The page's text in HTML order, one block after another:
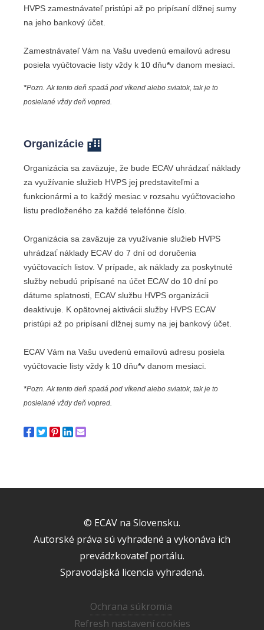
HVPS zamestnávateľ pristúpi až po pripísaní dlžnej sumy
na jeho bankový účet.
Zamestnávateľ Vám na Vašu uvedenú emailovú adresu
posiela vyúčtovacie listy vždy k 10 dňu*v danom mesiaci.
*Pozn. Ak tento deň spadá pod víkend alebo sviatok, tak je to
posielané vždy deň vopred.
Organizácie
Organizácia sa zaväzuje, že bude ECAV uhrádzať náklady
za využívanie služieb HVPS jej predstaviteľmi a
funkcionármi a to každý mesiac v rozsahu vyúčtovacieho
listu predloženého za každé telefónne číslo.
Organizácia sa zaväzuje za využívanie služieb HVPS
uhrádzať náklady ECAV do 7 dní od doručenia
vyúčtovacích listov. V prípade, ak náklady za poskytnuté
služby nebudú pripísané na účet ECAV do 10 dní po
dátume splatnosti, ECAV službu HVPS organizácii
deaktivuje. K opätovnej aktivácii služby HVPS ECAV
pristúpi až po pripísaní dlžnej sumy na jej bankový účet.
ECAV Vám na Vašu uvedenú emailovú adresu posiela
vyúčtovacie listy vždy k 10 dňu*v danom mesiaci.
*Pozn. Ak tento deň spadá pod víkend alebo sviatok, tak je to
posielané vždy deň vopred.
© ECAV na Slovensku.
Autorské práva sú vyhradené a vykonáva ich
prevádzkovateľ portálu.
Spravodajská licencia vyhradená.
Ochrana súkromia
Refresh nastavení cookies